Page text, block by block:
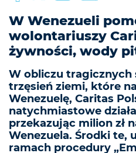
W Wenezueli
wolontariuszy
żywności, wody
W obliczu
trzęsień ziemi, które
Wenezuelę, Caritas
natychmiastowe
przekazując milion zł
Wenezuela. Środki te,
ramach procedury